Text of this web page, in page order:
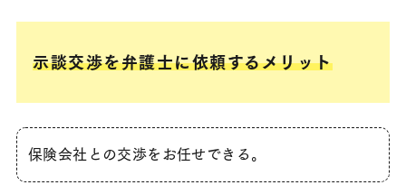
示談交渉を弁護士に依頼するメリット
保険会社との交渉をお任せできる。